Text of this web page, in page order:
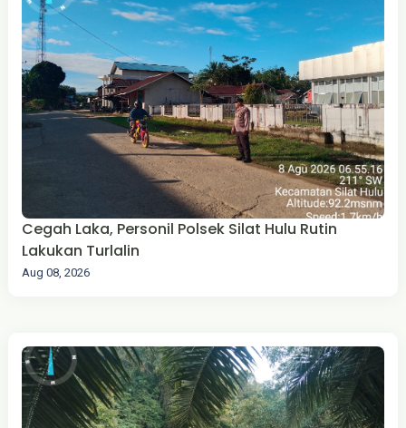
Cegah Laka, Personil Polsek Silat Hulu Rutin
Lakukan Turlalin
Aug 08, 2026